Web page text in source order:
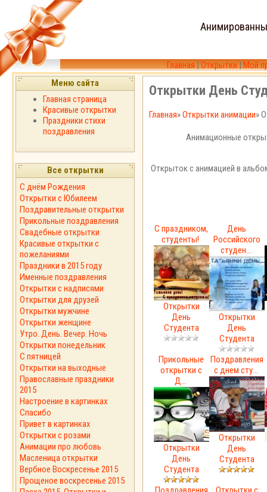
Главная|Открытки|Мой
Меню сайта
Главная страница
Красивые открытки
Праздники стихи
поздравления
Все открытки
С днём Рождения
Открытки с Юбилеем
Поздравительные открытки
Прикольные поздравления
Свадебные открытки
Красивые открытки с
пожеланиями
Праздники в 2015 году
Именные поздравления
Открытки с надписями
Открытки для друзей
Открытки мужчине
Открытки женщине
Утро. День. Вечер. Ночь
Открытки понедельник
С пятницей
Открытки на выходные
Православные праздники
2015
Настроение в картинках
Спасибо
Привет в картинках
Открытки с розами
Анимации про любовь
Масленица открытки
Вербное Воскресенье 2015
Прощеное воскресенье 2015
Открытки День
Главная»Открытки анимации»
Анимационные
Открыток с анимацией в
С праздником,
студенты!
Открытки
День
Студента
День
Российского
студен...
Открытки
День
Студента
Прикольные
открытки с
Д...
Открытки
День
Студента
Поздравления
с днем сту...
Открытки
День
Студента